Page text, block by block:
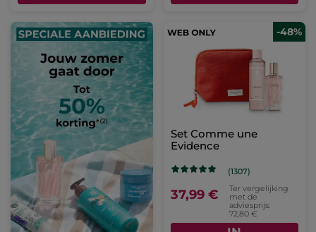
-48%
Set Comme une
Evidence
(1307)
37,99 €
Ter vergelijking
met de
adviesprijs:
72,80 €